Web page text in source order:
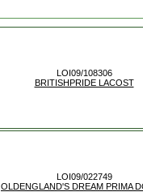
LOI09/108306
BRITISHPRIDE LACOST
LOI09/022749
OLDENGLAND'S DREAM PRIMA